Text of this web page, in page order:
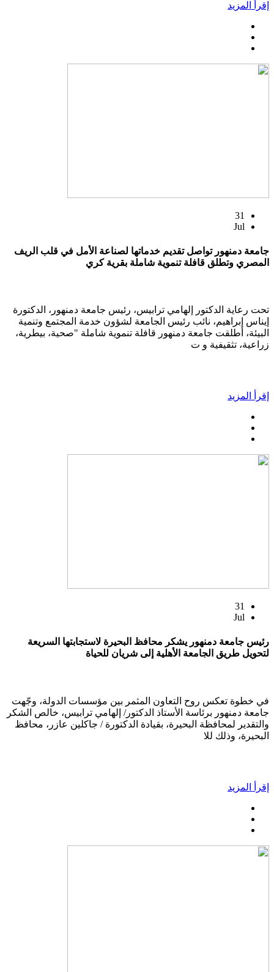
إقرأ المزيد
31
Jul
جامعة دمنهور تواصل تقديم خدماتها لصناعة الأمل في قلب الريف
المصري وتطلق قافلة تنموية شاملة بقرية كري
تحت رعاية الدكتور إلهامي ترابيس، رئيس جامعة دمنهور، الدكتورة
إيناس إبراهيم، نائب رئيس الجامعة لشؤون خدمة المجتمع وتنمية
البيئة، أطلقت جامعة دمنهور قافلة تنموية شاملة "صحية، بيطرية،
زراعية، تثقيفية و ت
إقرأ المزيد
31
Jul
رئيس جامعة دمنهور يشكر محافظ البحيرة لاستجابتها السريعة
لتحويل طريق الجامعة الأهلية إلى شريان للحياة
في خطوة تعكس روح التعاون المثمر بين مؤسسات الدولة، وجّهت
جامعة دمنهور برئاسة الأستاذ الدكتور/ إلهامي ترابيس، خالص الشكر
والتقدير لمحافظة البحيرة، بقيادة الدكتورة / جاكلين عازر، محافظ
البحيرة، وذلك للا
إقرأ المزيد